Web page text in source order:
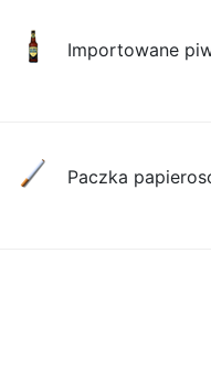
Importowane
Paczka